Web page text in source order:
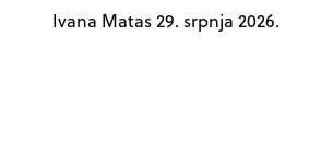
Ivana Matas29. srpnja 2026.